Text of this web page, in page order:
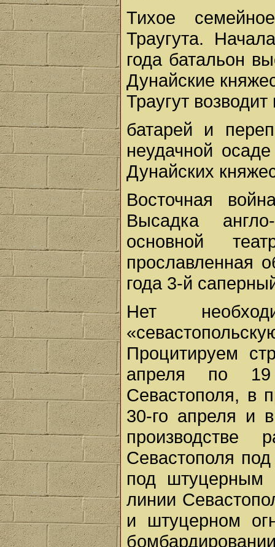
Тихое
Траугута.
года батальон
Дунайские
Траугут
батарей и
неудачной
Дунайских
Восточная
Высадка
основной
прославленная
года 3-й
Нет
Процитируем
апреля по 19
Севастополя, в
30-го апреля и
производстве
Севастополя
под штуцерным
линии
и штуцерном